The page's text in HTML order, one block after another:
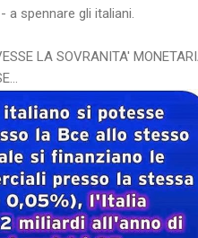
spennare gli italiani.
LA SOVRANITA'